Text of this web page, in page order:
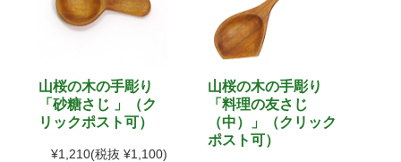
山桜の木の手彫り
「砂糖さじ 」（ク
リックポスト可）
¥1,210(税抜 ¥1,100)
山桜の木の手彫り
「料理の友さじ
（中）」（クリック
ポスト可）